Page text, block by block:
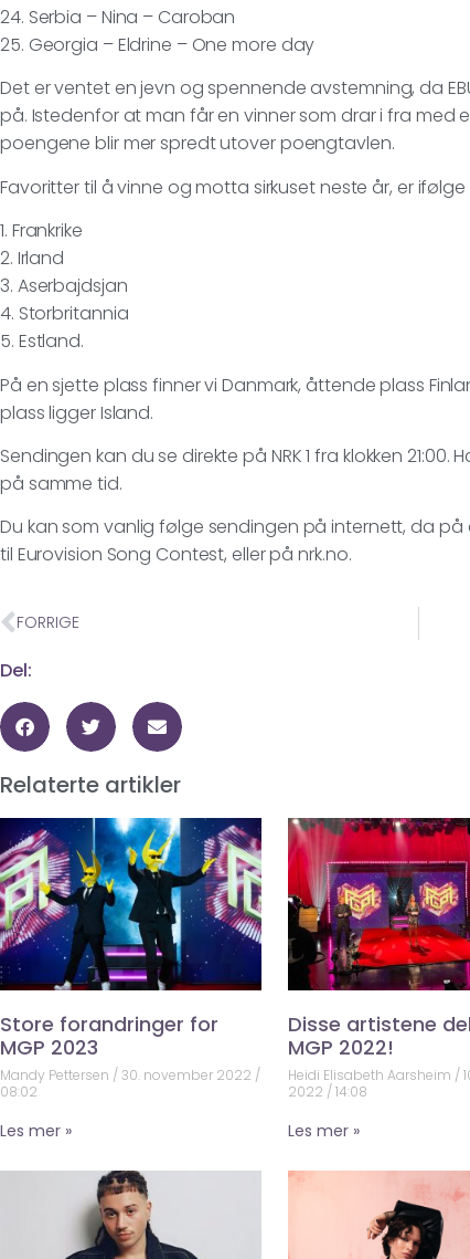
24. Serbia – Nina – Caroban
25. Georgia – Eldrine – One more day
Det er ventet en jevn og spennende avstemning, da
på. Istedenfor at man får en vinner som drar i fra med
poengene blir mer spredt utover poengtavlen.
Favoritter til å vinne og motta sirkuset neste år, er
1. Frankrike
2. Irland
3. Aserbajdsjan
4. Storbritannia
5. Estland.
På en sjette plass finner vi Danmark, åttende plass
plass ligger Island.
Sendingen kan du se direkte på NRK 1 fra klokken
på samme tid.
Du kan som vanlig følge sendingen på internett, da
til Eurovision Song Contest, eller på nrk.no.
FORRIGE
Del:
Relaterte artikler
Store forandringer for
MGP 2023
Mandy Pettersen
30. november 2022
08:02
Les mer »
Disse artistene
MGP 2022!
Heidi Elisabeth Aarsheim
2022 14:08
Les mer »